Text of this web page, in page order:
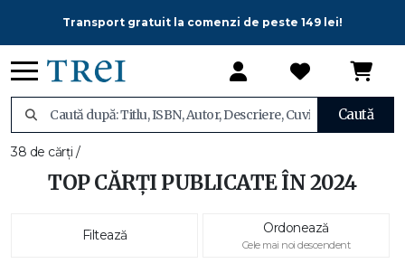
Transport gratuit la comenzi de peste 149 lei!
Caută
38 de cărți /
TOP CĂRȚI PUBLICATE ÎN 2024
Filtează Ordonează
Cele mai noi descendent